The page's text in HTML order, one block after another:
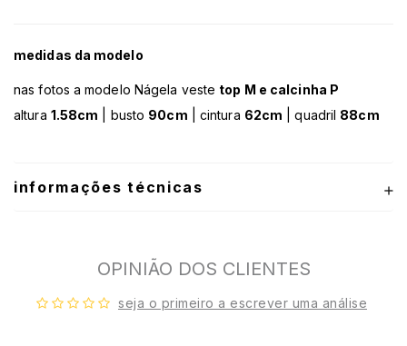
medidas da modelo
nas fotos a modelo Nágela veste top M e calcinha P
altura 1.58cm | busto 90cm | cintura 62cm | quadril 88cm
informações técnicas
OPINIÃO DOS CLIENTES
seja o primeiro a escrever uma análise